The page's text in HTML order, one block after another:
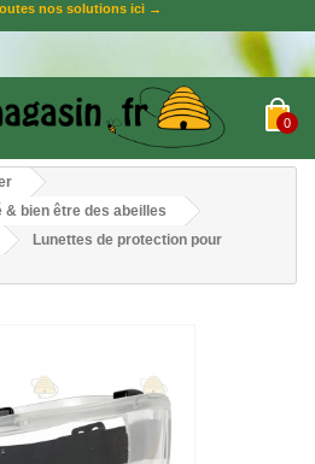
nos solutions ici →
0
& bien être des abeilles
Lunettes de protection pour